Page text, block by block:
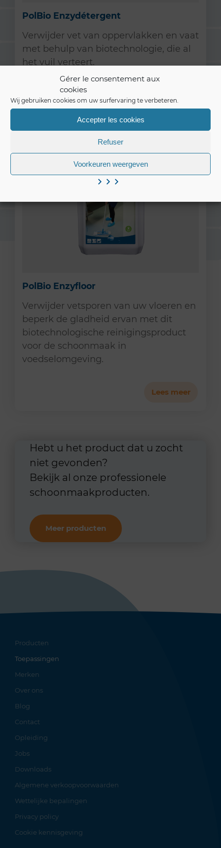
Gérer le consentement aux
cookies
Wij gebruiken cookies om uw surfervaring te verbeteren.
Accepter les cookies
Refuser
Voorkeuren weergeven
PolBio Enzydétergent
Verwijder vet van oppervlakken en vaat
met behulp van biotechnologie, die al
het vuil verteert.
PolBio Enzyfloor
Verwijder vetsporen van uw vloeren en
beperk de gladheid ervan met dit
biotechnologische reinigingsproduct
voor de schoonmaak in
voedselomgeving.
Lees meer
Hebt u het product dat u zocht
niet gevonden?
Bekijk al onze professionele
schoonmaakproducten.
Meer producten
Producten
Toepassingen
Merken
Over ons
Blog
Contact
Opleiding
Jobs
Downloads
Algemene verkoopvoorwaarden
Wettelijke bepalingen
Privacy policy
Cookie kennisgeving